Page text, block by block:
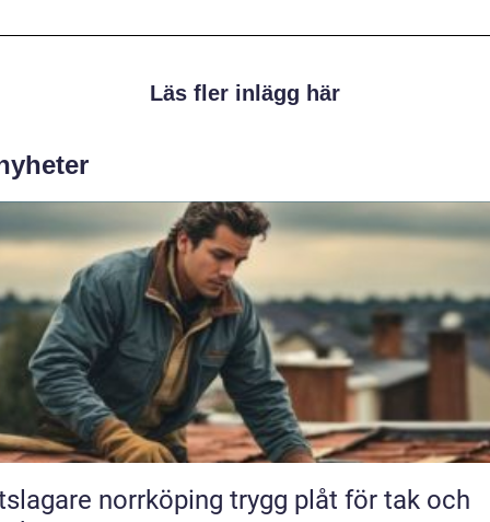
Läs fler inlägg här
norrköping trygg plåt för tak och